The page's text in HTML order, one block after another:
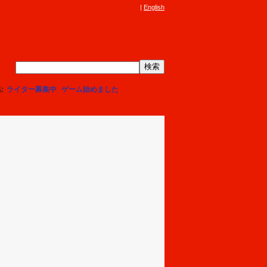
English
ライター募集中 ゲーム始めました